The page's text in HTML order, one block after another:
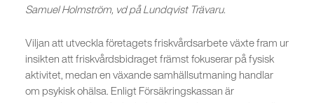
Samuel Holmström, vd på Lundqvist Trävaru.
Viljan att utveckla företagets friskvårdsarbete växte fram ur
insikten att friskvårdsbidraget främst fokuserar på fysisk
aktivitet, medan en växande samhällsutmaning handlar
om psykisk ohälsa. Enligt Försäkringskassan är